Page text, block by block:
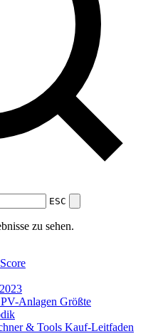
ESC
zu sehen.
2023
Anlagen Größte
& Tools Kauf-Leitfaden